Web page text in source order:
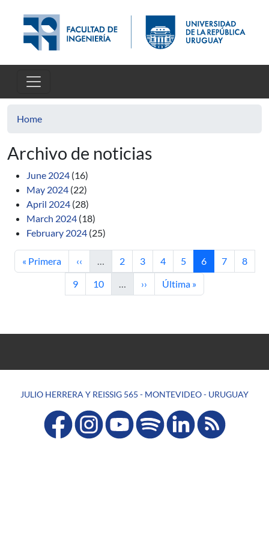
Home
Archivo de noticias
June 2024 (16)
May 2024 (22)
April 2024 (28)
March 2024 (18)
February 2024 (25)
First page
« Primera Previous page
‹‹ … Page
2 Page
3 Page
4 Page
5 Current page
6 Page
7 Page
8
Page
9 Page
10 … Next page
›› Last page
Última »
JULIO HERRERA Y REISSIG 565 - MONTEVIDEO - URUGUAY